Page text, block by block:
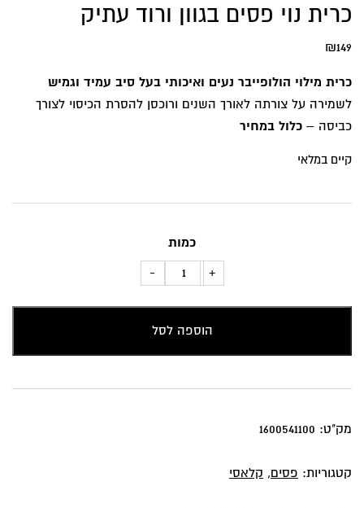
כרית נוי פסים בגוון ורוד עתיק
₪149
כרית מילוי הולופייבר נעים ואיכותי בעל סיב עמיד וגמיש
לשמירה על צורתה לאורך השנים ורוכסן להסרת הכיסוי לצורך
כביסה – כלול במחיר
קיים במלאי
כמות
+
כמות
נוי
פסים
-
הוספה לסל
מק"ט: 1600541100
קטגוריות: פסים, קלאסי